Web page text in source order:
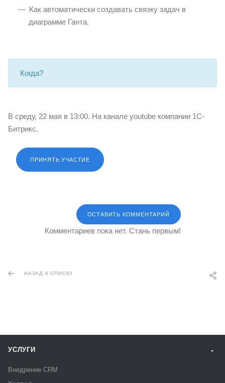
Как автоматически создавать связку задач в
диаграмме Ганта.
Когда?
В среду, 22 мая в 13:00. На канале youtube компании 1С-
Битрикс.
ПРИНЯТЬ УЧАСТИЕ
ОСТАВИТЬ КОММЕНТАРИЙ
Комментариев пока нет. Стань первым!
НАЗАД К СПИСКУ
УСЛУГИ
Внедрение CRM